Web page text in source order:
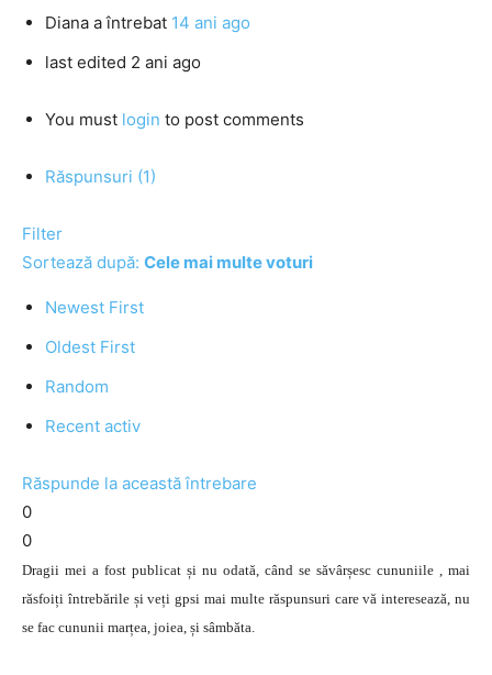
Diana a întrebat 14 ani ago
last edited 2 ani ago
You must login to post comments
Răspunsuri (1)
Filter
Sortează după: Cele mai multe voturi
Newest First
Oldest First
Random
Recent activ
Răspunde la această întrebare
0
0
Dragii mei a fost publicat și nu odată, când se săvârșesc cununiile , mai
răsfoiți întrebările și veți gpsi mai multe răspunsuri care vă interesează, nu
se fac cununii marțea, joiea, și sâmbăta.